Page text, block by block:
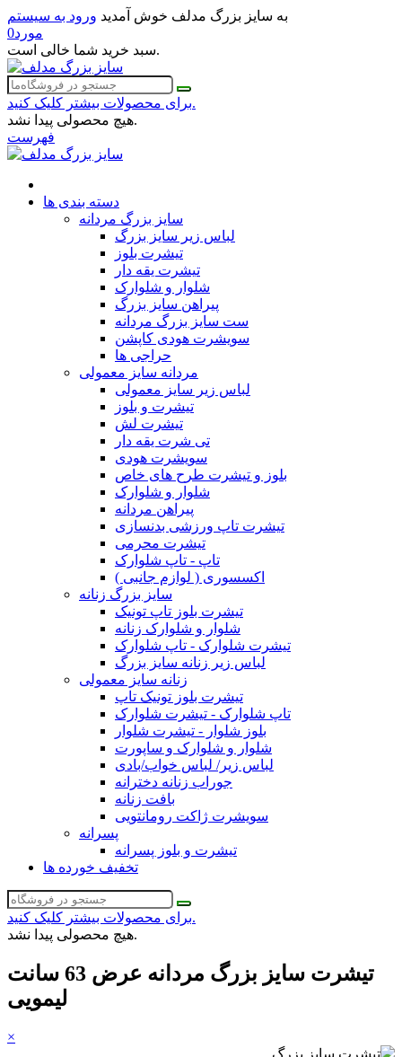
به سایز بزرگ مدلف خوش آمدید ورود به سیستم
0مورد
سبد خرید شما خالی است.
برای محصولات بیشتر کلیک کنید.
هیچ محصولی پیدا نشد.
فهرست
دسته بندی ها
سایز بزرگ مردانه
لباس زیر سایز بزرگ
تیشرت بلوز
تیشرت یقه دار
شلوار و شلوارک
پیراهن سایز بزرگ
ست سایز بزرگ مردانه
سویشرت هودی کاپشن
حراجی ها
مردانه سایز معمولی
لباس زیر سایز معمولی
تیشرت و بلوز
تیشرت لش
تی شرت یقه دار
سویشرت هودی
بلوز و تیشرت طرح های خاص
شلوار و شلوارک
پیراهن مردانه
تیشرت تاپ ورزشی بدنسازی
تیشرت محرمی
تاپ - تاپ شلوارک
اکسسوری ( لوازم جانبی )
سایز بزرگ زنانه
تیشرت بلوز تاپ تونیک
شلوار و شلوارک زنانه
تیشرت شلوارک - تاپ شلوارک
لباس زیر زنانه سایز بزرگ
زنانه سایز معمولی
تیشرت بلوز تونیک تاپ
تاپ شلوارک - تیشرت شلوارک
بلوز شلوار - تیشرت شلوار
شلوار و شلوارک و ساپورت
لباس زیر/ لباس خواب/بادی
جوراب زنانه دخترانه
بافت زنانه
سویشرت ژاکت رومانتویی
پسرانه
تیشرت و بلوز پسرانه
تخفیف خورده ها
برای محصولات بیشتر کلیک کنید.
هیچ محصولی پیدا نشد.
تیشرت سایز بزرگ مردانه عرض 63 سانت
لیمویی
×